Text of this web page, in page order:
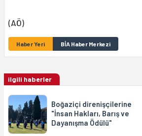
(AÖ)
Haber Yeri BİA Haber Merkezi
ilgili haberler
Boğaziçi direnişçilerine
"İnsan Hakları, Barış ve
Dayanışma Ödülü"